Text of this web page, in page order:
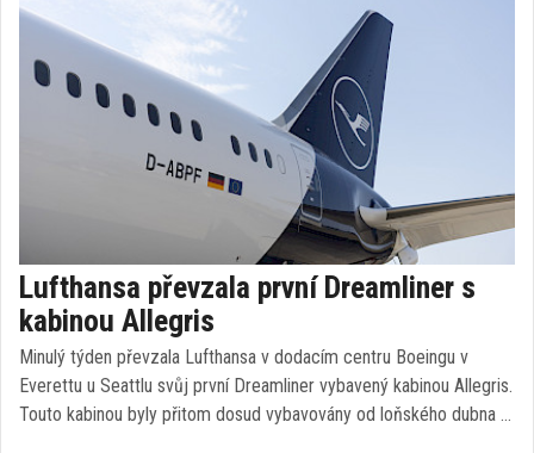
Lufthansa převzala první Dreamliner s
kabinou Allegris
Minulý týden převzala Lufthansa v dodacím centru Boeingu v
Everettu u Seattlu svůj první Dreamliner vybavený kabinou Allegris.
Touto kabinou byly přitom dosud vybavovány od loňského dubna …